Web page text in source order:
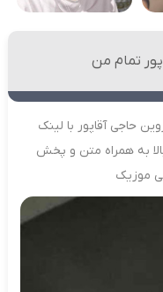
تمام من
حاجی آقاپور با لینک
به همراه متن و پخش
موزیک